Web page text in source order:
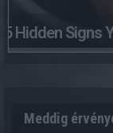
5 Hidden Signs
Meddig